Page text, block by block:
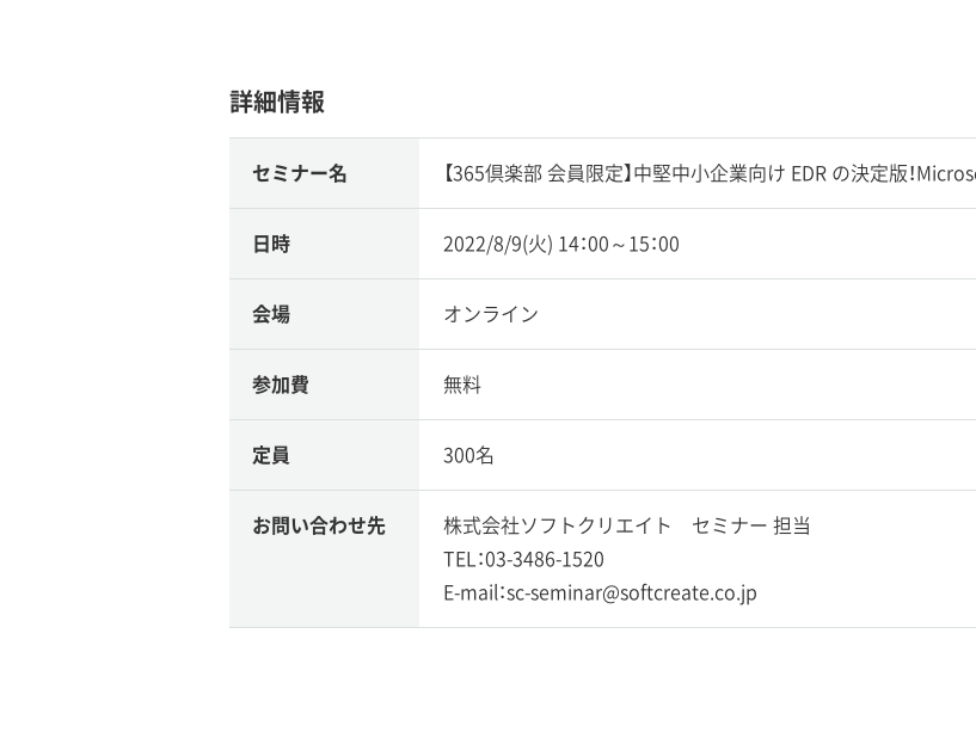
詳細情報
セミナー名 【365倶楽部 会員限定】中堅中小企業向け EDR の決定版！
日時 2022/8/9(火) 14：00～15：00
会場 オンライン
参加費 無料
定員 300名
お問い合わせ先
株式会社ソフトクリエイト セミナー 担当
TEL：03-3486-1520
E-mail：sc-seminar@softcreate.co.jp